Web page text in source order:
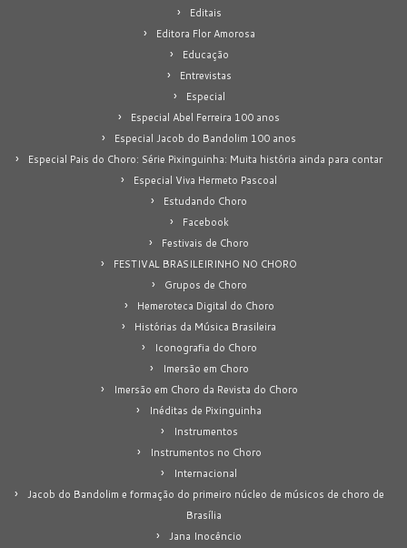
Editais
Editora Flor Amorosa
Educação
Entrevistas
Especial
Especial Abel Ferreira 100 anos
Especial Jacob do Bandolim 100 anos
Especial Pais do Choro: Série Pixinguinha: Muita história ainda para contar
Especial Viva Hermeto Pascoal
Estudando Choro
Facebook
Festivais de Choro
FESTIVAL BRASILEIRINHO NO CHORO
Grupos de Choro
Hemeroteca Digital do Choro
Histórias da Música Brasileira
Iconografia do Choro
Imersão em Choro
Imersão em Choro da Revista do Choro
Inéditas de Pixinguinha
Instrumentos
Instrumentos no Choro
Internacional
Jacob do Bandolim e formação do primeiro núcleo de músicos de choro de
Brasília
Jana Inocêncio